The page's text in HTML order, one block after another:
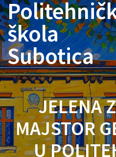
škola
Subotica
JELENA
MAJSTOR
U